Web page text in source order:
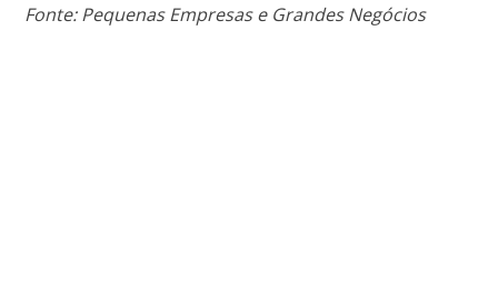
Fonte: Pequenas Empresas e Grandes Negócios